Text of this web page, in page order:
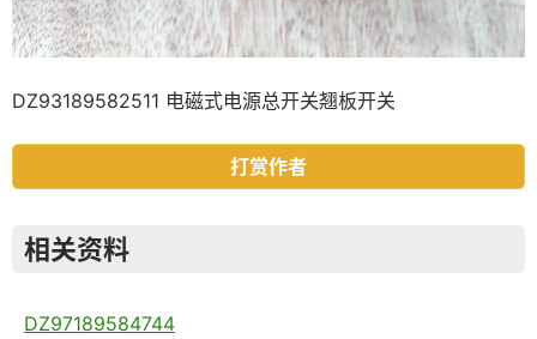
DZ93189582511 电磁式电源总开关翘板开关
打赏作者
相关资料
DZ97189584744